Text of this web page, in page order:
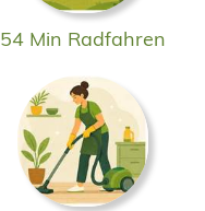
54 Min Radfahren